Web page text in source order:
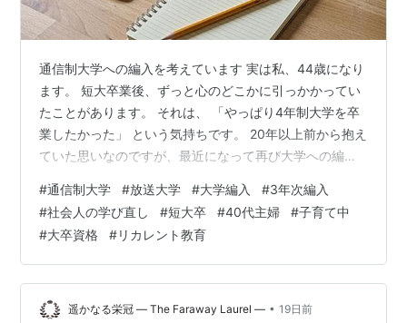
通信制大学への編入を考えています 実は私、44歳になり
ます。 短大卒業後、ずっと心のどこかに引っかかってい
たことがあります。 それは、 「やっぱり4年制大学を卒
業したかった」 という気持ちです。 20年以上前から抱え
ていた思いなのですが、最近になって再び大学への編入
った なぜ今まで大学へ行かなかったのか 当時の保育士の
給料では生活が精一杯だった 通信制大学も時間が取れな
かった 思い切って異業種へ転職した 44歳、子育て中の
今、再び大学を考え始めた理由 通信制大学を調べてみた
学費とNISAで葛藤している まだ決めていないけれど、資
料請求をして…
#通信制大学 #放送大学 #大学編入 #3年次編入
#社会人の学び直し #短大卒 #40代主婦 #子育て中
#大卒資格 #リカレント教育
遥かなる栄冠 ― The Faraway Laurel ― • 19日前